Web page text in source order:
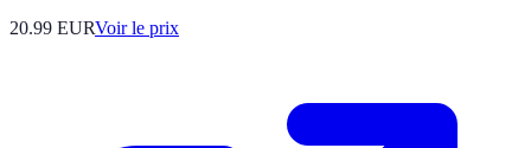
20.99 EURVoir le prix